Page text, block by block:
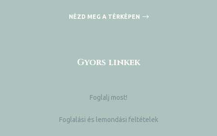
NÉZD MEG A TÉRKÉPEN
Gyors linkek
Foglalj most!
Foglalási és lemondási feltételek